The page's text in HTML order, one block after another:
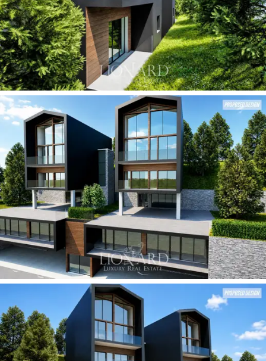
parete cristallina a tripla inclinazione, concepita come un
cannocchiale ottico che cattura la luce zenitale e
incornicia la visione nitida delle vette innevate. L'interior
design, improntato a unminimalismo materico
d’autore, armonizza soffitti mansardati con travi a vista
in essenza naturale e pavimentazioni in rovere chiaro.
Gli arredi, curati in ogni dettaglio e declinati in una
palette organica
di toni tortora e marrone bruciato,
includono sedute in velluto e tessuti bouclé che
circondano un tavolo da caffè centrale, definendo
un'atmosfera diraffinata intimità alpinasospesa
direttamente sulle piste.
Ladistribuzione degli spazi interniè stata
magistralmente orchestrata per elevare il concetto di
benessere alpino, offrendo un rifugio di pura
rigenerazione dopo le giornate trascorse sulle vette.
Nei livelli basamentali, solidamente fusi con la materia
rocciosa e nobilitati da un rivestimento in pietra
autoctona, si svela un’esclusivaspa privata con area
fitnessequipaggiata con le più moderne tecnologie per